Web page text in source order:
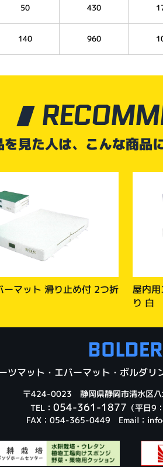
50 430
140 960
を見た人は、こんな商品
ーマット 滑り止め付 2つ折
屋内
り 白
ツマット・エバーマット・ボルダリ
〒424-0023 静岡県静岡市清水区
TEL： 054-361-1877 （平日9
FAX：054-365-0449 Email：